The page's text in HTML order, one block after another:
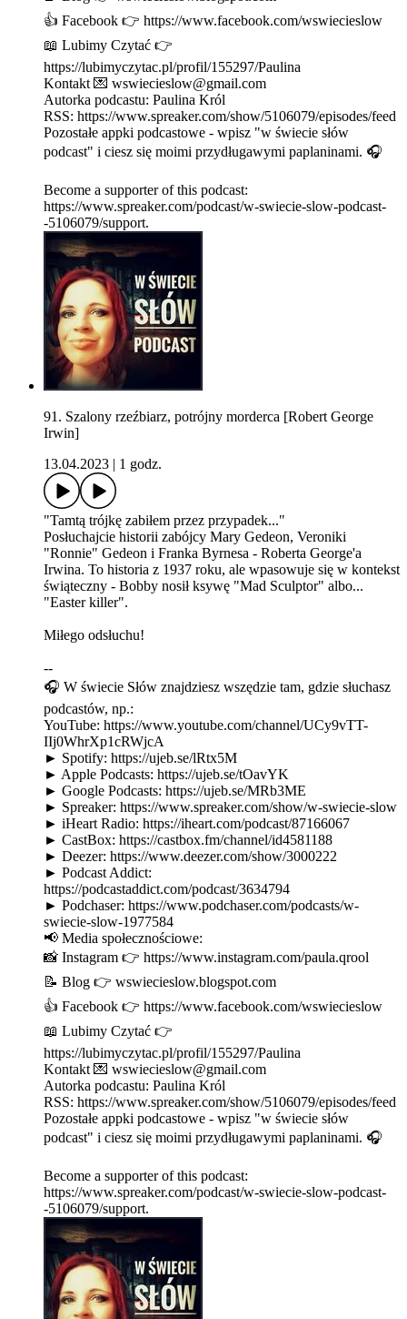
👍 Facebook 👉 https://www.facebook.com/wswiecieslow
📖 Lubimy Czytać 👉
https://lubimyczytac.pl/profil/155297/Paulina
Kontakt 💌 wswiecieslow@gmail.com
Autorka podcastu: Paulina Król
RSS: https://www.spreaker.com/show/5106079/episodes/feed
Pozostałe appki podcastowe - wpisz "w świecie słów
podcast" i ciesz się moimi przydługawymi paplaninami. 🎧
Become a supporter of this podcast:
https://www.spreaker.com/podcast/w-swiecie-slow-podcast-
-5106079/support.
91. Szalony rzeźbiarz, potrójny morderca [Robert George
Irwin]
13.04.2023
1 godz.
"Tamtą trójkę zabiłem przez przypadek..."
Posłuchajcie historii zabójcy Mary Gedeon, Veroniki
"Ronnie" Gedeon i Franka Byrnesa - Roberta George'a
Irwina. To historia z 1937 roku, ale wpasowuje się w kontekst
świąteczny - Bobby nosił ksywę "Mad Sculptor" albo...
"Easter killer".
Miłego odsłuchu!
--
🎧 W świecie Słów znajdziesz wszędzie tam, gdzie słuchasz
podcastów, np.:
YouTube: https://www.youtube.com/channel/UCy9vTT-
IIj0WhrXp1cRWjcA
► Spotify: https://ujeb.se/lRtx5M
► Apple Podcasts: https://ujeb.se/tOavYK
► Google Podcasts: https://ujeb.se/MRb3ME
► Spreaker: https://www.spreaker.com/show/w-swiecie-slow
► iHeart Radio: https://iheart.com/podcast/87166067
► CastBox: https://castbox.fm/channel/id4581188
► Deezer: https://www.deezer.com/show/3000222
► Podcast Addict:
https://podcastaddict.com/podcast/3634794
► Podchaser: https://www.podchaser.com/podcasts/w-
swiecie-slow-1977584
📢 Media społecznościowe:
📸 Instagram 👉 https://www.instagram.com/paula.qrool
📝 Blog 👉 wswiecieslow.blogspot.com
👍 Facebook 👉 https://www.facebook.com/wswiecieslow
📖 Lubimy Czytać 👉
https://lubimyczytac.pl/profil/155297/Paulina
Kontakt 💌 wswiecieslow@gmail.com
Autorka podcastu: Paulina Król
RSS: https://www.spreaker.com/show/5106079/episodes/feed
Pozostałe appki podcastowe - wpisz "w świecie słów
podcast" i ciesz się moimi przydługawymi paplaninami. 🎧
Become a supporter of this podcast:
https://www.spreaker.com/podcast/w-swiecie-slow-podcast-
-5106079/support.